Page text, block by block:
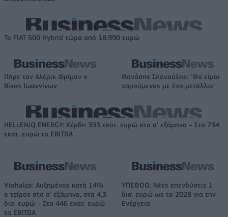
Το FIAT 500 Hybrid τώρα από 18.990 ευρώ
Πήρε τον Αλέρικ Φρίμαν ο
Βίκος Ιωαννίνων
Θανάσης Σπανούλης: "Θα είμαι
χαρούμενος με ένα μετάλλιο"
HELLENiQ ENERGY: Κέρδη 393 εκατ. ευρώ στο α' εξάμηνο – Στα 734
εκατ. ευρώ τα EBITDA
Viohalco: Αυξημένος κατά 14%
ο τζίρος στο α' εξάμηνο, στα 4,3
δισ. ευρώ – Στα 446 εκατ. ευρώ
τα EBITDA
ΥΠΕΘΟΟ: Νέες επενδύσεις 1
δισ. ευρώ ως το 2028 για την
Ενέργεια